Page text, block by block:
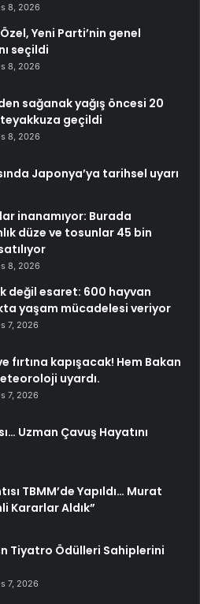
8, 2026
Yeni Parti’nin genel
seçildi
8, 2026
sağanak yağış öncesi 20
geçildi
8, 2026
Japonya’ya tarihsel uyarı
inanamıyor: Burada
düze ve tosunlar 45 bin
8, 2026
değil esaret: 600 hayvan
yaşam mücadelesi veriyor
7, 2026
fırtına kapışacak! Hem Bakan
uyardı.
7, 2026
Uzman Çavuş Hayatını
TBMM’de Yapıldı… Murat
Kararlar Aldık”
Tiyatro Ödülleri Sahiplerini
7, 2026